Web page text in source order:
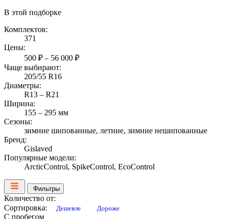
В этой подборке
Комплектов:
371
Цены:
500 ₽ – 56 000 ₽
Чаще выбирают:
205/55 R16
Диаметры:
R13 – R21
Ширина:
155 – 295 мм
Сезоны:
зимние шипованные, летние, зимние нешипованные
Бренд:
Gislaved
Популярные модели:
ArcticControl, SpikeControl, EcoControl
Фильтры
Количество от:
Сортировка:
Дешевле Дороже
С пробегом